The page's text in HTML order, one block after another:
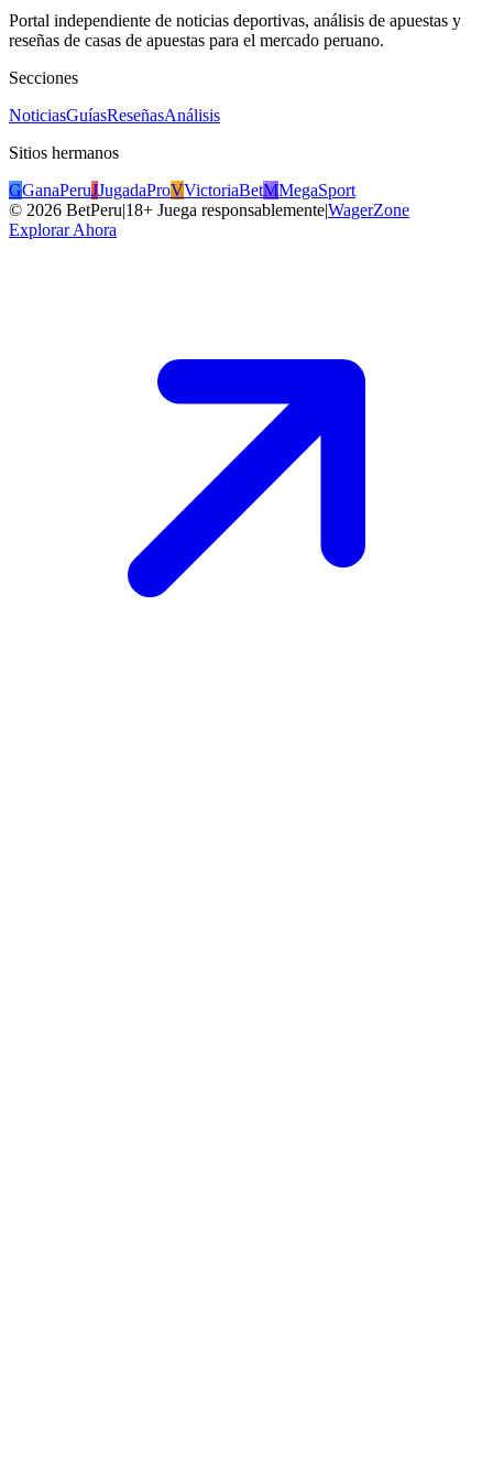
Portal independiente de noticias deportivas, análisis de apuestas y
reseñas de casas de apuestas para el mercado peruano.
Secciones
NoticiasGuíasReseñasAnálisis
Sitios hermanos
GGanaPeruJJugadaProVVictoriaBetMMegaSport
© 2026 BetPeru|18+ Juega responsablemente|WagerZone
Explorar Ahora